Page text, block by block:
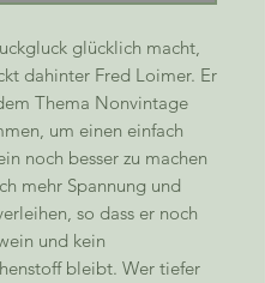
glücklich macht,
dahinter Fred Loimer. Er
Thema Nonvintage
um einen einfach
noch besser zu machen
mehr Spannung und
so dass er noch
und kein
bleibt. Wer tiefer